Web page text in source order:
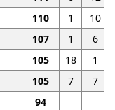
110 1
10
107 1
6
105 18
1
105 7
7
94